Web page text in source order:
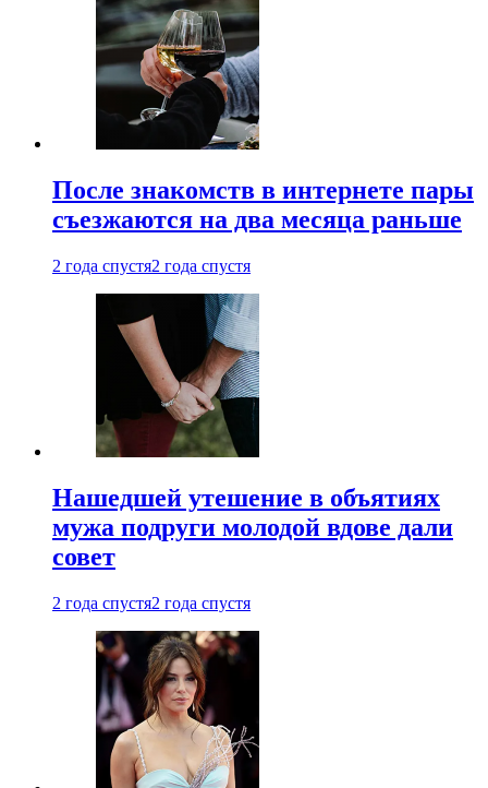
После знакомств в интернете пары
съезжаются на два месяца раньше
2 года спустя2 года спустя
Нашедшей утешение в объятиях
мужа подруги молодой вдове дали
совет
2 года спустя2 года спустя